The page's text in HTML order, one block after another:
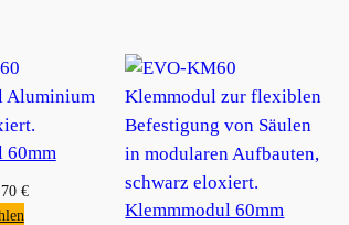
60mm
€
Klemmmodul 60mm